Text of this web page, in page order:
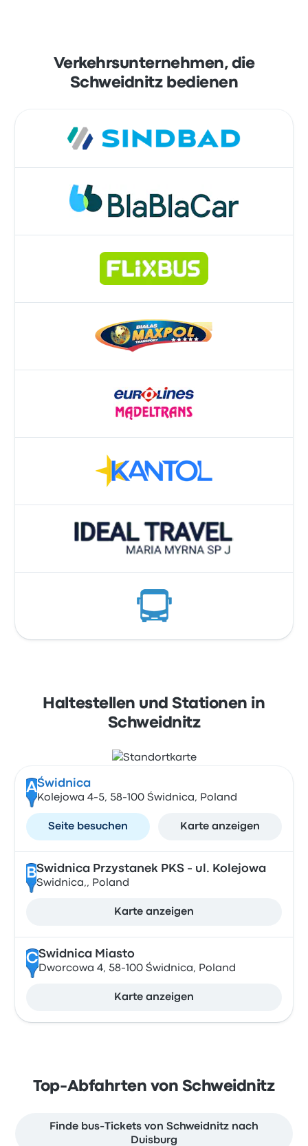
Verkehrsunternehmen, die
Schweidnitz bedienen
Haltestellen und Stationen in
Schweidnitz
AŚwidnica
Kolejowa 4-5, 58-100 Świdnica, Poland
Seite besuchen Karte anzeigen
BSwidnica Przystanek PKS - ul. Kolejowa
Swidnica,, Poland
Karte anzeigen
CSwidnica Miasto
Dworcowa 4, 58-100 Świdnica, Poland
Karte anzeigen
Top-Abfahrten von Schweidnitz
Finde bus-Tickets von Schweidnitz nach
Duisburg